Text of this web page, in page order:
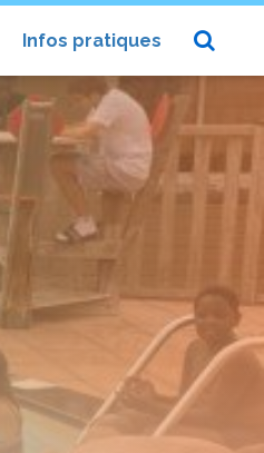
Infos pratiques